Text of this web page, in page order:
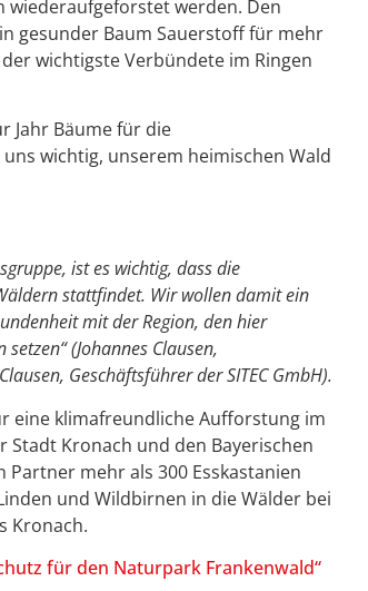
wiederaufgeforstet werden. Den
gesunder Baum Sauerstoff für mehr
wichtigste Verbündete im Ringen
Jahr Bäume für die
wichtig, unserem heimischen Wald
ist es wichtig, dass die
stattfindet. Wir wollen damit ein
mit der Region, den hier
(Johannes Clausen,
Geschäftsführer der SITEC GmbH).
eine klimafreundliche Aufforstung im
Stadt Kronach und den Bayerischen
mehr als 300 Esskastanien
und Wildbirnen in die Wälder bei
Kronach.
für den Naturpark Frankenwald“